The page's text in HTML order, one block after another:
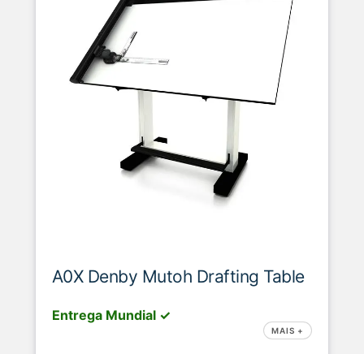
A0X Denby Mutoh Drafting Table
Entrega Mundial ✓
MAIS +